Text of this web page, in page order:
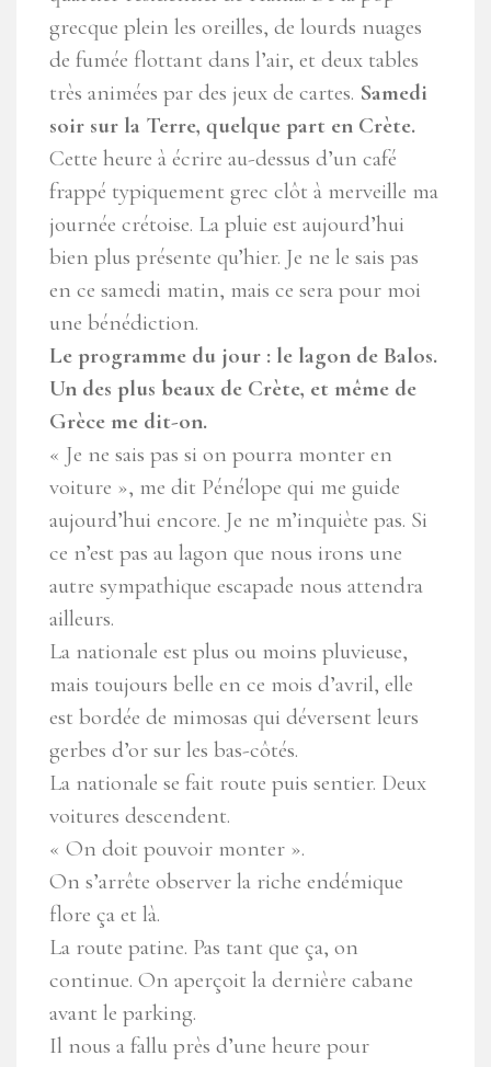
grecque plein les oreilles, de lourds nuages
de fumée flottant dans l’air, et deux tables
très animées par des jeux de cartes. Samedi
soir sur la Terre, quelque part en Crète.
Cette heure à écrire au-dessus d’un café
frappé typiquement grec clôt à merveille ma
journée crétoise. La pluie est aujourd’hui
bien plus présente qu’hier. Je ne le sais pas
en ce samedi matin, mais ce sera pour moi
une bénédiction.
Le programme du jour : le lagon de Balos.
Un des plus beaux de Crète, et même de
Grèce me dit-on.
« Je ne sais pas si on pourra monter en
voiture », me dit Pénélope qui me guide
aujourd’hui encore. Je ne m’inquiète pas. Si
ce n’est pas au lagon que nous irons une
autre sympathique escapade nous attendra
ailleurs.
La nationale est plus ou moins pluvieuse,
mais toujours belle en ce mois d’avril, elle
est bordée de mimosas qui déversent leurs
gerbes d’or sur les bas-côtés.
La nationale se fait route puis sentier. Deux
voitures descendent.
« On doit pouvoir monter ».
On s’arrête observer la riche endémique
flore ça et là.
La route patine. Pas tant que ça, on
continue. On aperçoit la dernière cabane
avant le parking.
Il nous a fallu près d’une heure pour